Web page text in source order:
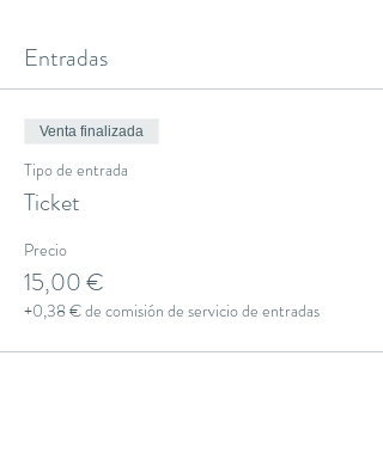
Entradas
Venta finalizada
Tipo de entrada
Ticket
Precio
15,00 €
+0,38 € de comisión de servicio de entradas